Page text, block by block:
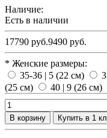
Наличие:
Есть в наличии
17790 руб.9490 руб.
* Женские размеры:
35-36 | 5 (22 см)
(25 см)
40 | 9 (26 см)
В корзину Купить в 1